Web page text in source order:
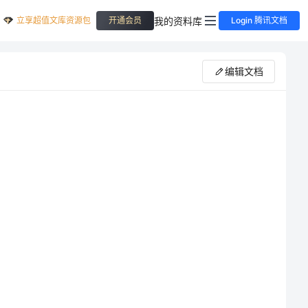
立享超值文库资源包 开通会员 我的资料库 Login 腾讯文档
编辑文档